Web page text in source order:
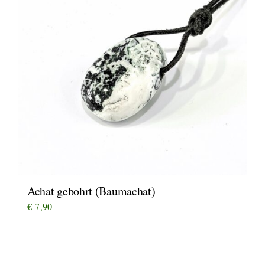
Achat gebohrt (Baumachat)
€ 7,90